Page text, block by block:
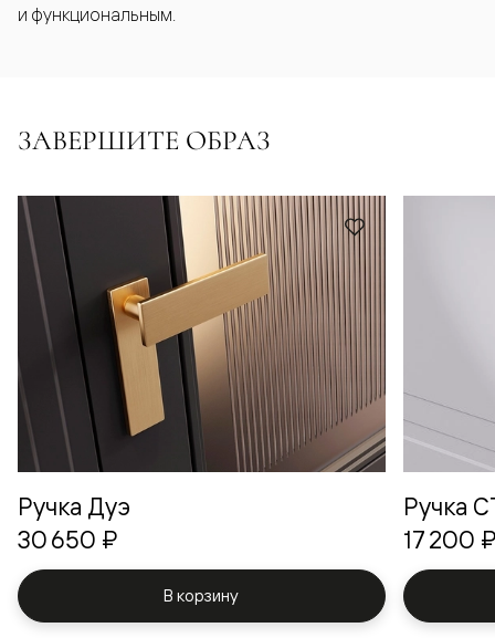
и функциональным.
ЗАВЕРШИТЕ ОБРАЗ
Ручка Дуэ
30 650 ₽
В корзину
Ручка
17 200